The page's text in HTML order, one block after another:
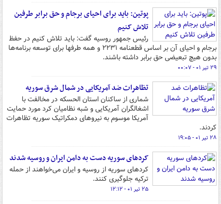
پوتین: باید برای احیای برجام و حق برابر طرفین
تلاش کنیم
رئیس جمهور روسیه گفت: باید تلاش کنیم در حفظ
برجام و احیای آن بر اساس قطعنامه ۲۲۳۱ و همه طرفها برای توسعه برنامه‌ها
بدون هیچ تبعیضی حق برابر داشته باشند.
۲۹ تیر ۰۱ - ۰۰:۰۷
تظاهرات ضد آمریکایی در شمال شرق سوریه
شماری از ساکنان استان الحسکه در مخالفت با
اشغالگران آمریکایی و شبه نظامیان کرد مورد حمایت
آمریکا موسوم به نیروهای دمکراتیک سوریه تظاهرات
کردند.
۲۸ تیر ۰۱ - ۱۹:۰۵
کردهای سوریه دست به دامن ایران و روسیه شدند
کردهای سوریه از روسیه و ایران می‌خواهند از حمله
ترکیه جلوگیری کنند.
۲۵ تیر ۰۱ - ۱۲:۱۲